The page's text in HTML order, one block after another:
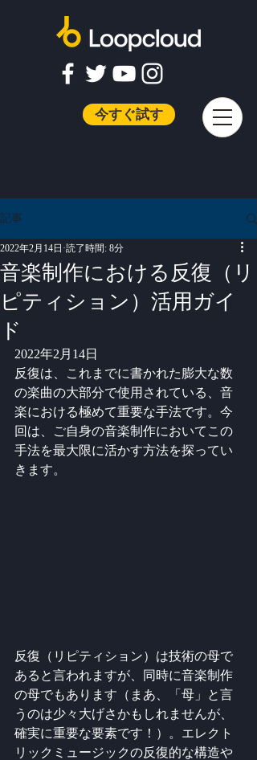
今すぐ試す
記事
音楽制作における反復（リ
ピティション）活用ガイ
ド
2022年2月14日 読了時間: 8分
2022年2月14日
反復は、これまでに書かれた膨大な数
の楽曲の大部分で使用されている、音
楽における極めて重要な手法です。今
回は、ご自身の音楽制作においてこの
手法を最大限に活かす方法を探ってい
きます。
反復（リピティション）は技術の母で
あると言われますが、同時に音楽制作
の母でもあります（まあ、「母」と言
うのは少々大げさかもしれませんが、
確実に重要な要素です！）。エレクト
リックミュージックの反復的な構造や